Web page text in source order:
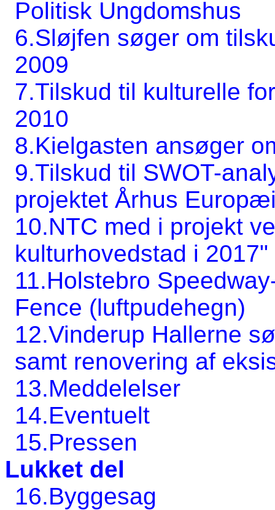
Politisk Ungdomshus
6.Sløjfen søger om
2009
7.Tilskud til kulturelle
2010
8.Kielgasten ansøger
9.Tilskud til SWOT-
projektet Århus
10.NTC med i projekt
kulturhovedstad i 2017"
11.Holstebro
Fence (luftpudehegn)
12.Vinderup Hallerne
samt renovering af
13.Meddelelser
14.Eventuelt
15.Pressen
Lukket del
16.Byggesag